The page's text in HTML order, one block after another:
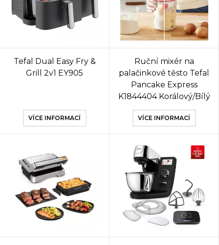
Tefal Dual Easy Fry &
Grill 2v1 EY905
VÍCE INFORMACÍ
Ruční mixér na
palačinkové těsto Tefal
Pancake Express
K1844404 Korálový/Bílý
VÍCE INFORMACÍ